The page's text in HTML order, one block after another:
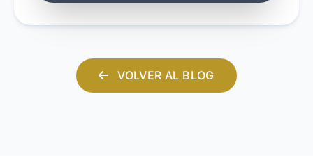
VOLVER AL BLOG